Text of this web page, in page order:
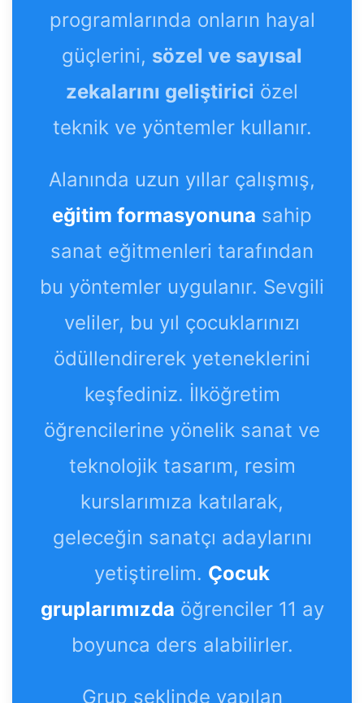
programlarında onların hayal
güçlerini, sözel ve sayısal
zekalarını geliştirici özel
teknik ve yöntemler kullanır.
Alanında uzun yıllar çalışmış,
eğitim formasyonuna sahip
sanat eğitmenleri tarafından
bu yöntemler uygulanır. Sevgili
veliler, bu yıl çocuklarınızı
ödüllendirerek yeteneklerini
keşfediniz. İlköğretim
öğrencilerine yönelik sanat ve
teknolojik tasarım, resim
kurslarımıza katılarak,
geleceğin sanatçı adaylarını
yetiştirelim. Çocuk
gruplarımızda öğrenciler 11 ay
boyunca ders alabilirler.
Grup şeklinde yapılan